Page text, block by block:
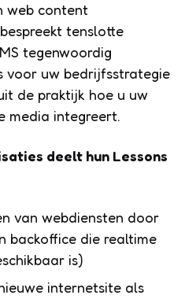
web content
tenslotte
tegenwoordig
voor uw bedrijfsstrategie
de praktijk hoe u uw
media integreert.
deelt hun Lessons
van webdiensten door
backoffice die realtime
is)
internetsite als